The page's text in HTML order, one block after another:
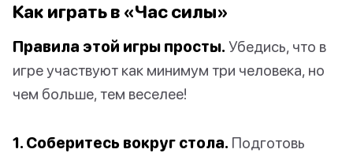
Как играть в «Час силы»
Правила этой игры просты. Убедись, что в
игре участвуют как минимум три человека, но
чем больше, тем веселее!
1. Соберитесь вокруг стола. Подготовь